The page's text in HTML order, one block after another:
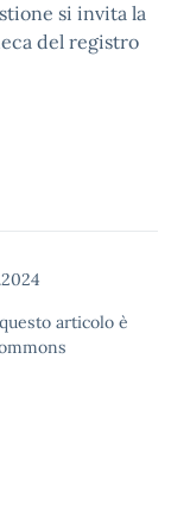
si invita la
del registro
articolo è